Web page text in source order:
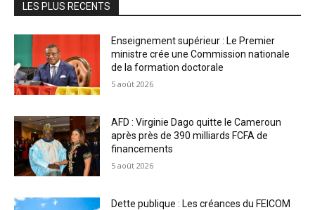
LES PLUS RECENTS
Enseignement supérieur : Le Premier
ministre crée une Commission nationale
de la formation doctorale
5 août 2026
AFD : Virginie Dago quitte le Cameroun
après près de 390 milliards FCFA de
financements
5 août 2026
Dette publique : Les créances du FEICOM